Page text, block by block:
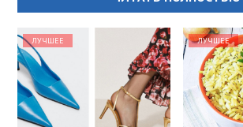
ЛУЧШЕЕ ЛУЧШЕЕ